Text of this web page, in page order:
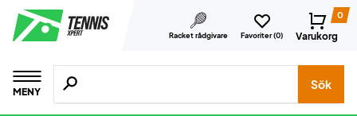
Racket rådgivare Favoriter (0)
0
Varukorg
MENY
Sök efter produkter, märken osv.
Sök